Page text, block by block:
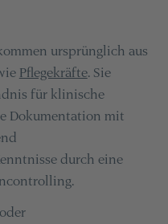
ursprünglich aus
Pflegekräfte. Sie
für klinische
Dokumentation mit
durch eine